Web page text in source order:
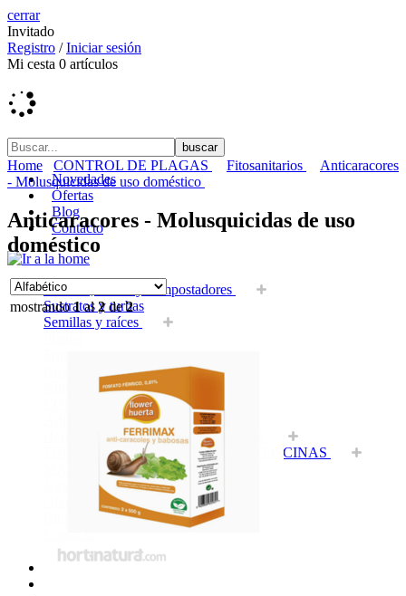
cerrar
Invitado
Registro /Iniciar sesión
Mi cesta 0 artículos
Novedades
Ofertas
Blog
Contacto
Macetas, mesas y compostadores
Sustratos y turbas
Semillas y raíces
Nutrición Vegetal
CONTROL DE PLAGAS
Artículos agricultura
Herramientas, maquinaria y accesorios
FUEGO Y MANTENIMIENTO DE PISCINAS
MASCOTAS Y HOGAR
Novedades
Home CONTROL DE PLAGAS Fitosanitarios
Anticaracores
- Molusquicidas de uso doméstico
Anticaracores - Molusquicidas de uso
doméstico
mostrando1al2de 2